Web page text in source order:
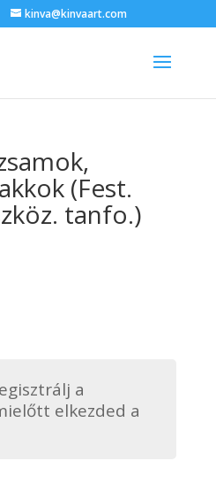
kinva@kinvaart.com
(Fest.
tanfo.)
a
elkezded a